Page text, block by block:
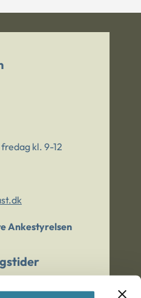
kl. 9-12
Ankestyrelsen